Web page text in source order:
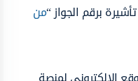
برقم الجواز “من